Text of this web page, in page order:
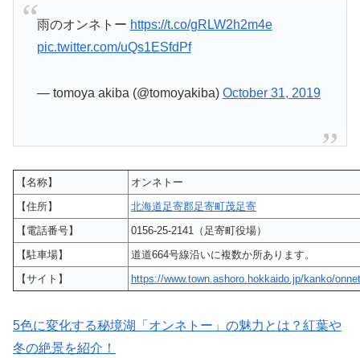
雨のオンネトー https://t.co/gRLW2h2m4e
pic.twitter.com/uQs1ESfdPf
— tomoya akiba (@tomoyakiba) October 31, 2019
【名称】
オンネトー
【住所】
北海道足寄郡足寄町茂足寄
【電話番号】
0156-25-2141（足寄町役場）
【駐車場】
道道664号線沿いに複数か所あります。
【サイト】
https://www.town.ashoro.hokkaido.jp/kanko/
5色に変化する秘境湖「オンネトー」の魅力とは？紅葉や
冬の絶景を紹介！